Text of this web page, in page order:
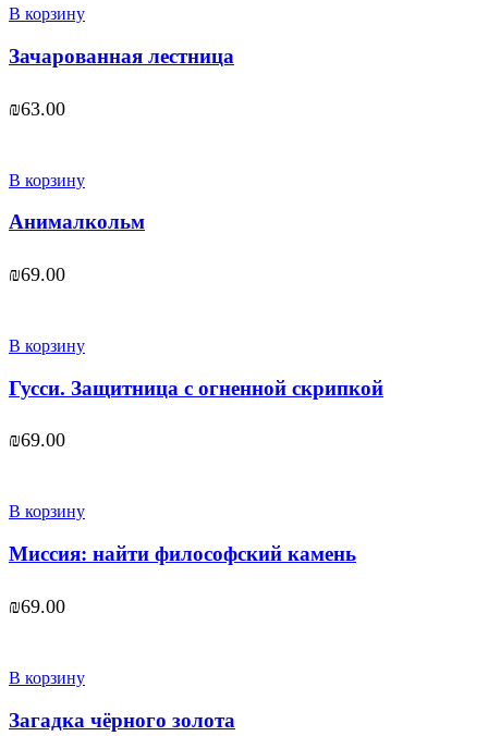
В корзину
Зачарованная лестница
₪63.00
В корзину
Анималкольм
₪69.00
В корзину
Гусси. Защитница с огненной скрипкой
₪69.00
В корзину
Миссия: найти философский камень
₪69.00
В корзину
Загадка чёрного золота